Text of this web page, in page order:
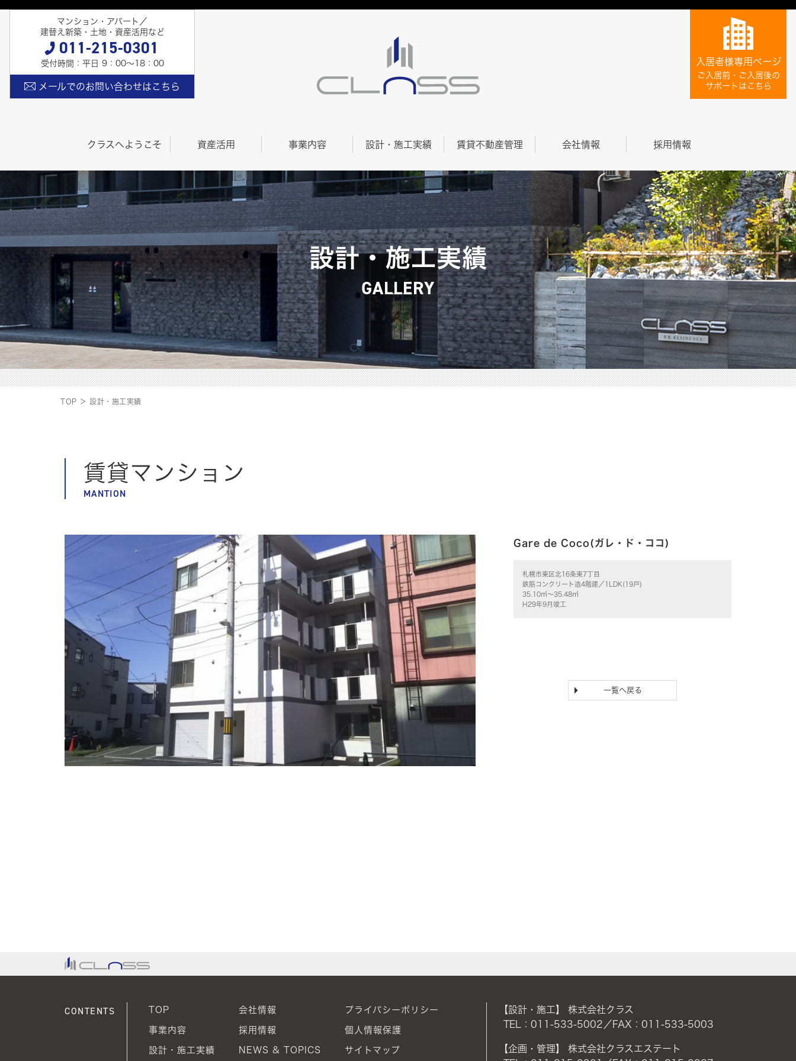
クラスへようこそ 資産活用 事業内容 設計・施工実績 賃貸不動産管理 会社情報 採用情報
マンション・アパート／
建替え新築・土地・資産活用など
011-215-0301
受付時間：平日 9：00〜18：00
メールでのお問い合わせはこちら
入居者様専用ページ
ご入居前・ご入居後の
サポートはこちら
設計・施工実績
GALLERY
TOP ＞ 設計・施工実績
賃貸マンション
MANTION
Gare de Coco(ガレ・ド・ココ)
札幌市東区北16条東7丁目
鉄筋コンクリート造4階建／1LDK(19戸)
35.10㎡～35.48㎡
H29年9月竣工
一覧へ戻る
CONTENTS TOP
事業内容
設計・施工実績
会社情報
採用情報
NEWS & TOPICS
プライバシーポリシー
個人情報保護
サイトマップ
【設計・施工】 株式会社クラス
TEL：011-533-5002／FAX：011-533-5003
【企画・管理】 株式会社クラスエステート